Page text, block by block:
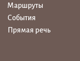
Маршруты
События
Прямая речь